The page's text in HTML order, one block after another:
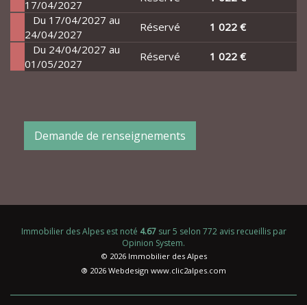
17/04/2027
Du 17/04/2027 au
24/04/2027
Réservé
1 022 €
Du 24/04/2027 au
01/05/2027
Réservé 1 022 €
Demande de renseignements
Immobilier des Alpesest noté 4.67sur5 selon 772avis recueillis par
Opinion System.
© 2026 Immobilier des Alpes
® 2026 Webdesign www.clic2alpes.com